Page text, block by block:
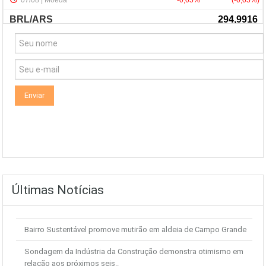
NewsLetter
Últimas Notícias
Bairro Sustentável promove mutirão em aldeia de Campo Grande
Sondagem da Indústria da Construção demonstra otimismo em
relação aos próximos seis..